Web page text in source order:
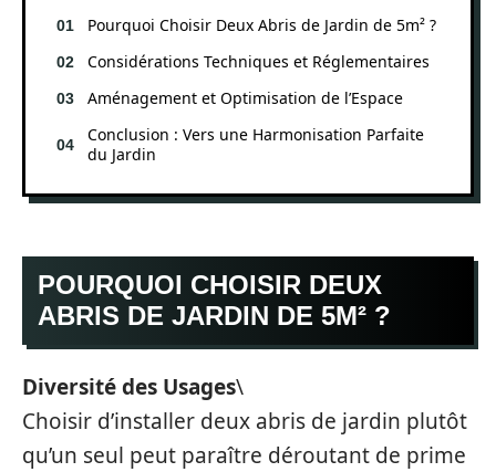
Pourquoi Choisir Deux Abris de Jardin de 5m² ?
Considérations Techniques et Réglementaires
Aménagement et Optimisation de l’Espace
Conclusion : Vers une Harmonisation Parfaite
du Jardin
POURQUOI CHOISIR DEUX
ABRIS DE JARDIN DE 5M² ?
Diversité des Usages\
Choisir d’installer deux abris de jardin plutôt
qu’un seul peut paraître déroutant de prime